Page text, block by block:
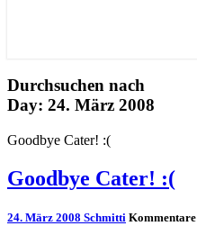
Durchsuchen nach
Day: 24. März 2008
Goodbye Cater! :(
Goodbye Cater! :(
24. März 2008 Schmitti Kommentare